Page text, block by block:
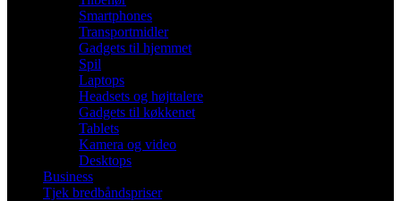
Smartphones
Transportmidler
Gadgets til hjemmet
Spil
Laptops
Headsets og højttalere
Gadgets til køkkenet
Tablets
Kamera og video
Desktops
Business
Tjek bredbåndspriser